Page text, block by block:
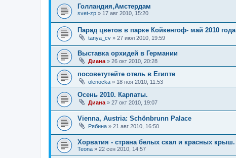
Голландия,Амстердам
svet-zp » 17 авг 2010, 15:20
Парад цветов в парке Койкенгоф- май 2010 года
tanya_cv » 27 июл 2010, 19:59
Выставка орхидей в Германии
Диана» 26 окт 2010, 20:28
посоветутейте отель в Египте
olenocka » 18 ноя 2010, 11:53
Осень 2010. Карпаты.
Диана» 27 окт 2010, 19:07
Vienna, Austria: Schönbrunn Palace
Рябина » 21 авг 2010, 16:50
Хорватия - страна белых скал и красных крыш.
Teona » 22 сен 2010, 14:57